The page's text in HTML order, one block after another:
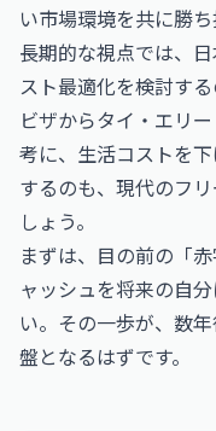
い市場環境を共に勝ち
長期的な視点では、
スト最適化を検討する
ビザからタイ・エリ
考に、生活コストを
するのも、現代のフ
しょう。
まずは、目の前の「
ャッシュを将来の自
い。その一歩が、数
盤となるはずです。